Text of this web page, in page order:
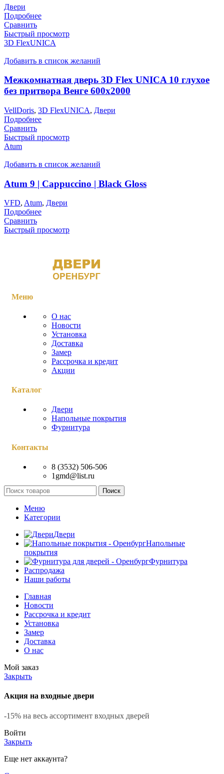
Двери
Подробнее
Сравнить
Быстрый просмотр
3D FlexUNICA
Добавить в список желаний
Межкомнатная дверь 3D Flex UNICA 10 глухое
без притвора Венге 600х2000
VellDoris, 3D FlexUNICA, Двери
Подробнее
Сравнить
Быстрый просмотр
Atum
Добавить в список желаний
Atum 9 | Cappuccino | Black Gloss
VFD, Atum, Двери
Подробнее
Сравнить
Быстрый просмотр
Меню
О нас
Новости
Установка
Доставка
Замер
Рассрочка и кредит
Акции
Каталог
Двери
Напольные покрытия
Фурнитура
Контакты
8 (3532) 506-506
1gmd@list.ru
Поиск
Меню
Категории
Двери
Напольные
покрытия
Фурнитура
Распродажа
Наши работы
Главная
Новости
Рассрочка и кредит
Установка
Замер
Доставка
О нас
Мой заказ
Закрыть
Акция на входные двери
-15% на весь ассортимент входных дверей
Войти
Закрыть
Еще нет аккаунта?